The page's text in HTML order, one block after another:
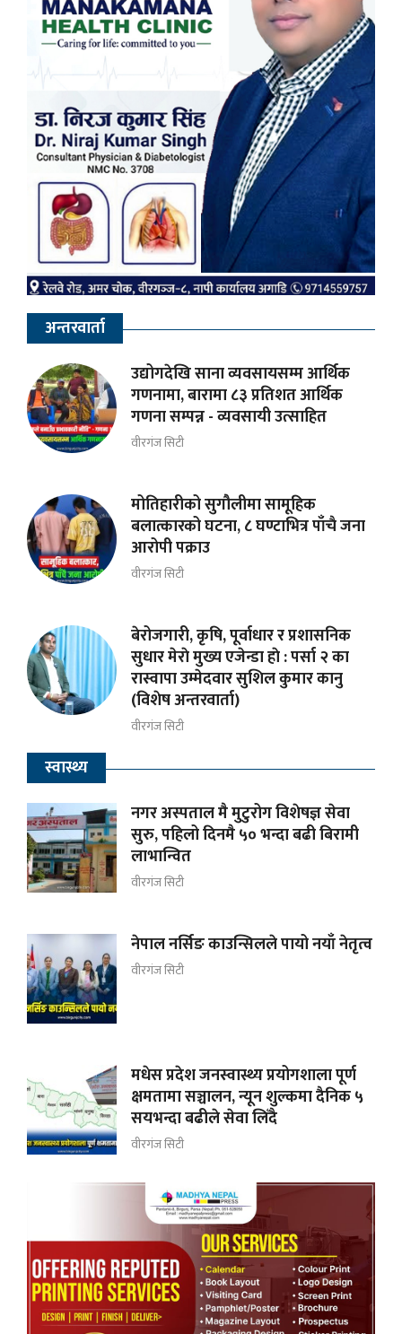
अन्तरवार्ता
उद्योगदेखि साना व्यवसायसम्म आर्थिक
गणनामा, बारामा ८३ प्रतिशत आर्थिक
गणना सम्पन्न - व्यवसायी उत्साहित
वीरगंज सिटी
मोतिहारीको सुगौलीमा सामूहिक
बलात्कारको घटना, ८ घण्टाभित्र पाँचै जना
आरोपी पक्राउ
वीरगंज सिटी
बेरोजगारी, कृषि, पूर्वाधार र प्रशासनिक
सुधार मेराे मुख्य एजेन्डा हाे : पर्सा २ का
रास्वापा उम्मेदवार सुशिल कुमार कानु
(विशेष अन्तरवार्ता)
वीरगंज सिटी
स्वास्थ्य
नगर अस्पताल मै मुटुरोग विशेषज्ञ सेवा
सुरु, पहिलो दिनमै ५० भन्दा बढी बिरामी
लाभान्वित
वीरगंज सिटी
नेपाल नर्सिङ काउन्सिलले पायो नयाँ नेतृत्व
वीरगंज सिटी
मधेस प्रदेश जनस्वास्थ्य प्रयोगशाला पूर्ण
क्षमतामा सञ्चालन, न्यून शुल्कमा दैनिक ५
सयभन्दा बढीले सेवा लिँदै
वीरगंज सिटी